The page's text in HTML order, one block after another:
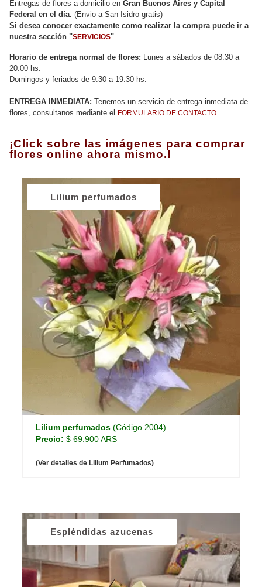
Entregas de flores a domicilio en Gran Buenos Aires y Capital
Federal en el día. (Envio a San Isidro gratis)
Si desea conocer exactamente como realizar la compra puede ir a
nuestra sección "SERVICIOS"
Horario de entrega normal de flores: Lunes a sábados de 08:30 a
20:00 hs.
Domingos y feriados de 9:30 a 19:30 hs.
ENTREGA INMEDIATA: Tenemos un servicio de entrega inmediata de
flores, consultanos mediante el
FORMULARIO DE CONTACTO.
¡Click sobre las imágenes para comprar
flores online ahora mismo.!
Lilium perfumados
Lilium perfumados(Código 2004)
Precio: $ 69.900 ARS
(Ver detalles de Lilium Perfumados)
Espléndidas azucenas